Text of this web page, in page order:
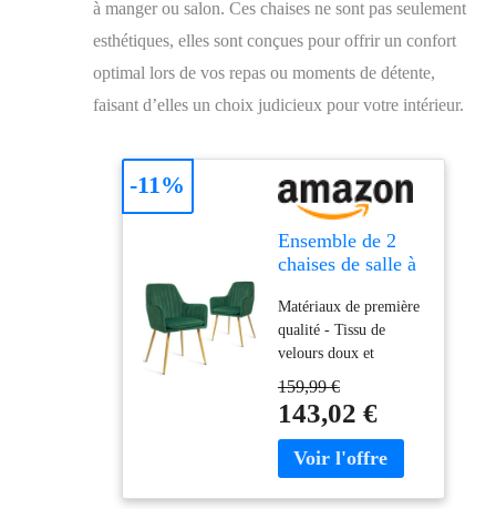
à manger ou salon. Ces chaises ne sont pas seulement
esthétiques, elles sont conçues pour offrir un confort
optimal lors de vos repas ou moments de détente,
faisant d’elles un choix judicieux pour votre intérieur.
Ensemble de 2
chaises de salle à
CangLong,
fauteuil moderne
avec accoudoir
pour cuisine, salle
à manger et
salon, chaise de
cuisine en velours
avec pieds dorés,
vert marine
Matériaux de première
qualité - Tissu de
velours doux et
délicat au toucher et
n'irritant pas les
personnes à la peau
sensible. Conception
159,99 €
143,02 €
-11%